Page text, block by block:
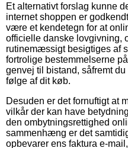
Et alternativt forslag kunne
internet shoppen er
være et kendetegn for at
officielle danske lovgivning,
rutinemæssigt besigtiges af
fortrolige bestemmelserne
genvej til bistand, såfremt
følge af dit køb.
Desuden er det fornuftigt at
vilkår der kan have
den ombytningsrettighed
sammenhæng er det
opbevarer ens faktura e-